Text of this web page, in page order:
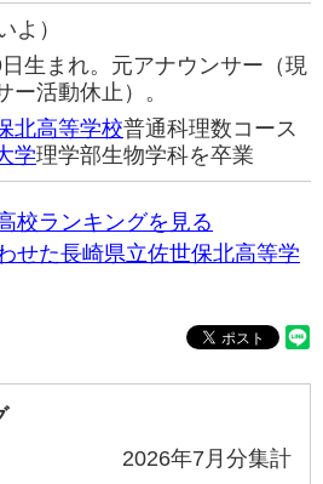
よ）
生まれ。元アナウンサー（現
ー活動休止）。
北高等学校普通科理数コース
学理学部生物学科を卒業
校ランキングを見る
せた長崎県立佐世保北高等学
2026年7月分集計